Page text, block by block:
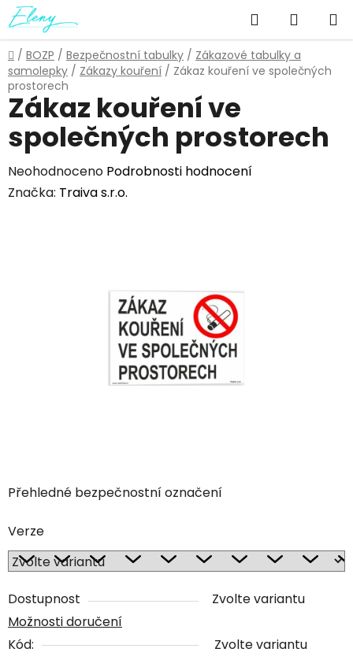
Přejít
na
obsah
Hledat
KOŠÍK
Domů
/ BOZP / Bezpečnostní tabulky / Zákazové tabulky a
samolepky / Zákazy kouření / Zákaz kouření ve společných
prostorech
Přehledné bezpečnostní označení
Verze
Dostupnost
Zvolte variantu
Možnosti doručení
Kód:
Zvolte variantu
Zákaz kouření ve
společných prostorech
Průměrné
hodnocení
Neohodnoceno Podrobnosti hodnocení
Značka: Traiva s.r.o.